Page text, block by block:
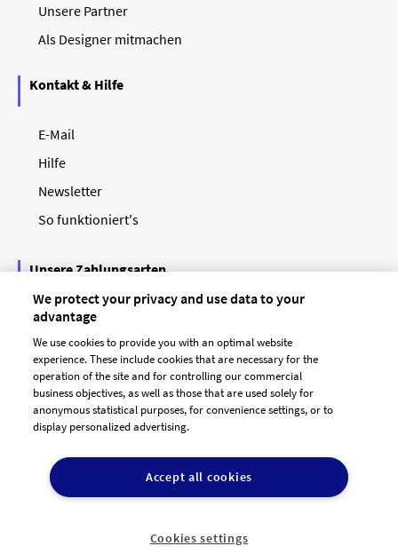
Unsere Partner
Als Designer mitmachen
Kontakt & Hilfe
E-Mail
Hilfe
Newsletter
So funktioniert's
Unsere Zahlungsarten
AGB Dienstleister
Datenschutz
Impressum
We protect your privacy and use data to your
advantage
We use cookies to provide you with an optimal website
experience. These include cookies that are necessary for the
operation of the site and for controlling our commercial
business objectives, as well as those that are used solely for
anonymous statistical purposes, for convenience settings, or to
display personalized advertising.
Accept all cookies
Cookies settings